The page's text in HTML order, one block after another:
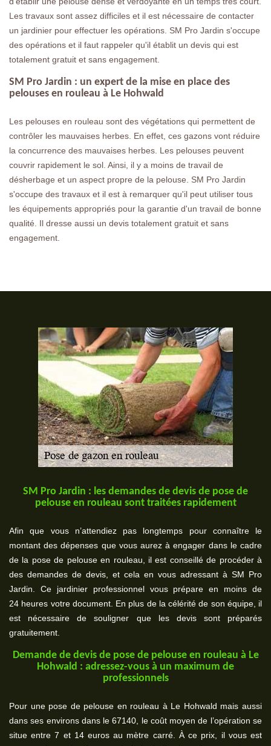
Les travaux sont assez difficiles et il est nécessaire de contacter
un jardinier pour effectuer les opérations. SM Pro Jardin s'occupe
des opérations et il faut rappeler qu'il établit un devis qui est
totalement gratuit et sans engagement.
SM Pro Jardin : un expert de la mise en place des
pelouses en rouleau à Le Hohwald
Les pelouses en rouleau sont des végétations qui permettent de
contrôler les mauvaises herbes. En effet, ces gazons vont réduire
la concurrence des mauvaises herbes. Les pelouses peuvent
couvrir rapidement le sol. Ainsi, il y a moins de travail de
désherbage et un aspect propre de la pelouse. SM Pro Jardin
s'occupe des travaux et il est à remarquer qu'il peut utiliser tous
les équipements appropriés pour la garantie d'un travail de bonne
qualité. Il dresse aussi un devis totalement gratuit et sans
engagement.
SM Pro Jardin : les demandes de devis de pose de
pelouse en rouleau sont traitées rapidement
Afin que vous n’attendiez pas longtemps pour connaître le
montant des dépenses que vous aurez à engager dans le cadre
de la pose de pelouse en rouleau, il est conseillé de procéder à
des demandes de devis, et cela en vous adressant à SM Pro
Jardin. Ce jardinier professionnel vous prépare en moins de
24 heures votre document. En plus de la célérité de son équipe, il
est nécessaire de souligner que les devis sont préparés
gratuitement.
Demande de devis de pose de pelouse en rouleau à Le
Hohwald : adressez-vous à un maximum de
professionnels
Pour une pose de pelouse en rouleau à Le Hohwald mais aussi
dans ses environs dans le 67140, le coût moyen de l’opération se
situe entre 7 et 14 euros au mètre carré. À ce prix, il vous est